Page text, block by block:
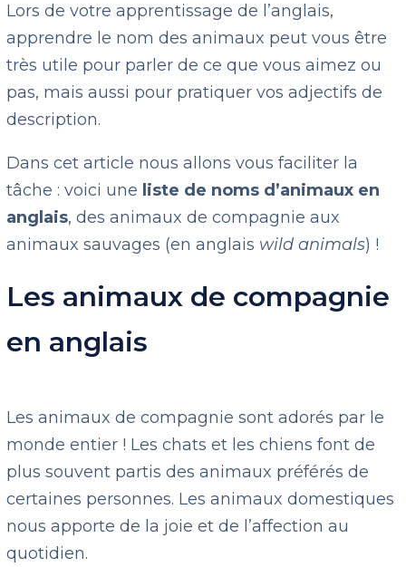
Lors de votre apprentissage de l’anglais,
apprendre le nom des animaux peut vous être
très utile pour parler de ce que vous aimez ou
pas, mais aussi pour pratiquer vos adjectifs de
description.
Dans cet article nous allons vous faciliter la
tâche : voici une liste de noms d’animaux en
anglais, des animaux de compagnie aux
animaux sauvages (en anglais wild animals) !
Les animaux de compagnie
en anglais
Les animaux de compagnie sont adorés par le
monde entier ! Les chats et les chiens font de
plus souvent partis des animaux préférés de
certaines personnes. Les animaux domestiques
nous apporte de la joie et de l’affection au
quotidien.